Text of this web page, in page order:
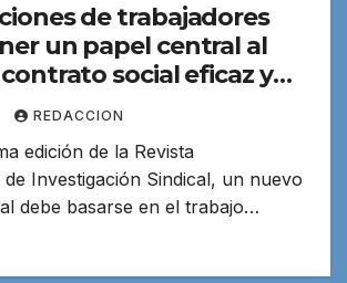
de trabajadores
un papel central al
social eficaz y
REDACCION
edición de la Revista
Investigación Sindical, un nuevo
debe basarse en el trabajo…